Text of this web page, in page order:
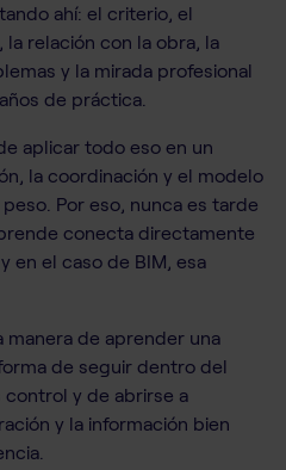
ahí: el criterio, el
relación con la obra, la
y la mirada profesional
de práctica.
aplicar todo eso en un
la coordinación y el modelo
Por eso, nunca es tarde
conecta directamente
en el caso de BIM, esa
manera de aprender una
de seguir dentro del
y de abrirse a
y la información bien